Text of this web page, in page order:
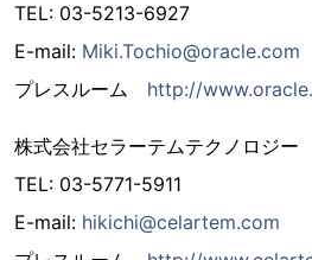
TEL: 03-5213-6927
E-mail: Miki.Tochio@oracle.com
プレスルーム http://
株式会社セラーテムテクノロジ
TEL: 03-5771-5911
E-mail: hikichi@celartem.com